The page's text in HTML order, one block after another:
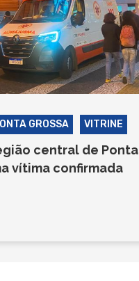
GROSSA VITRINE
central de Ponta
vítima confirmada